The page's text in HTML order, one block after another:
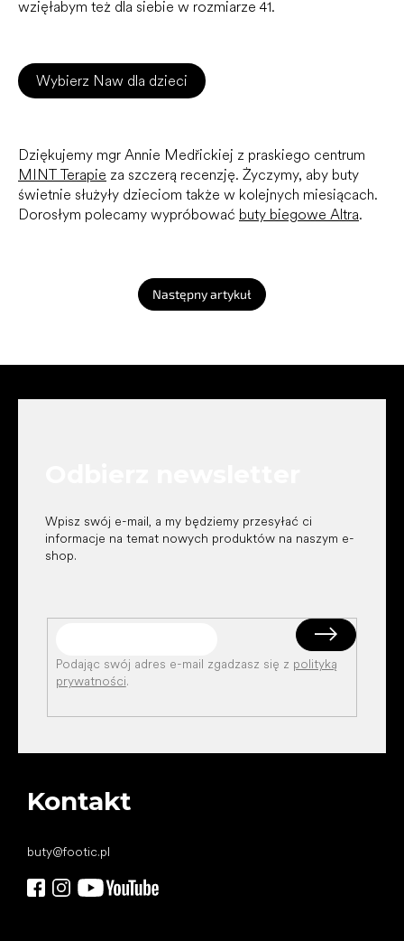
wzięłabym też dla siebie w rozmiarze 41.
Wybierz Naw dla dzieci
Dziękujemy mgr Annie Medřickiej z praskiego centrum
MINT Terapie za szczerą recenzję. Życzymy, aby buty
świetnie służyły dzieciom także w kolejnych miesiącach.
Dorosłym polecamy wypróbować buty biegowe Altra.
Następny artykuł
Wpisz swój e-mail, a my będziemy przesyłać ci
informacje na temat nowych produktów na naszym e-
shop.
Podając swój adres e-mail zgadzasz się z polityką
prywatności.
Kontakt
buty@footic.pl